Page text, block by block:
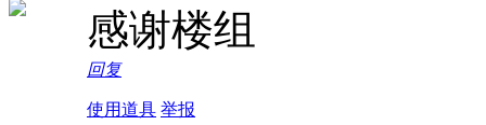
感谢楼组
回复
使用道具 举报